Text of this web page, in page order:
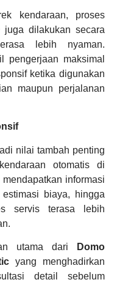
kendaraan, proses
juga dilakukan secara
lebih nyaman.
pengerjaan maksimal
ketika digunakan
maupun perjalanan
nilai tambah penting
otomatis di
informasi
biaya, hingga
servis terasa lebih
utama dari
Domo
yang menghadirkan
detail sebelum